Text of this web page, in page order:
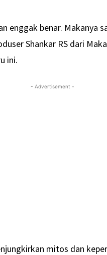
enggak benar. Makanya
Shankar RS dari
ini.
- Advertisement -
mitos dan